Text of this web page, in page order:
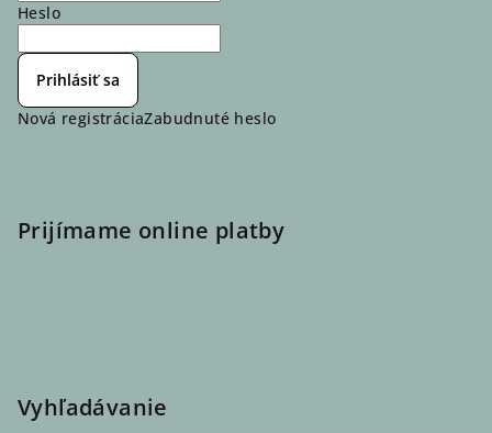
Heslo
Prihlásiť sa
Nová registráciaZabudnuté heslo
Prijímame online platby
Vyhľadávanie